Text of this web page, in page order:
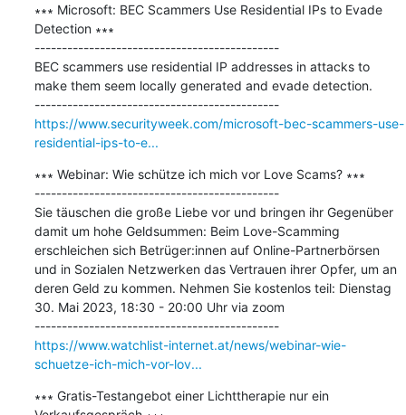
∗∗∗ Microsoft: BEC Scammers Use Residential IPs to Evade
Detection ∗∗∗
---------------------------------------------
BEC scammers use residential IP addresses in attacks to
make them seem locally generated and evade detection.
---------------------------------------------
https://www.securityweek.com/microsoft-bec-scammers-use-
residential-ips-to-e...
∗∗∗ Webinar: Wie schütze ich mich vor Love Scams? ∗∗∗
---------------------------------------------
Sie täuschen die große Liebe vor und bringen ihr Gegenüber
damit um hohe Geldsummen: Beim Love-Scamming
erschleichen sich Betrüger:innen auf Online-Partnerbörsen
und in Sozialen Netzwerken das Vertrauen ihrer Opfer, um an
deren Geld zu kommen. Nehmen Sie kostenlos teil: Dienstag
30. Mai 2023, 18:30 - 20:00 Uhr via zoom
---------------------------------------------
https://www.watchlist-internet.at/news/webinar-wie-
schuetze-ich-mich-vor-lov...
∗∗∗ Gratis-Testangebot einer Lichttherapie nur ein